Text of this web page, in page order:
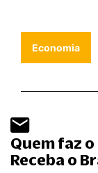
Economia
Quem faz o
Receba o